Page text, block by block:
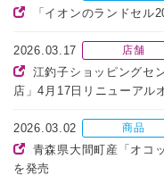
「イオンのランドセル
2026.03.17 店舗
江釣子ショッピングセ
店」4月17日リニューアル
2026.03.02 商品
青森県大間町産「オコ
を発売